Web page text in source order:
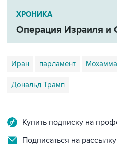
ХРОНИКА
Операция Израиля
Иран парламент
Дональд Трамп
Купить подписку на
Подписаться на